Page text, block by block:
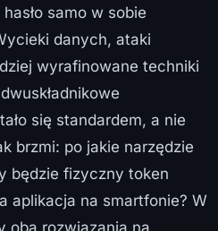
samo w sobie
danych, ataki
wyrafinowane techniki
się standardem, a nie
brzmi: po jakie narzędzie
będzie fizyczny token
aplikacja na smartfonie? W
oba rozwiązania na